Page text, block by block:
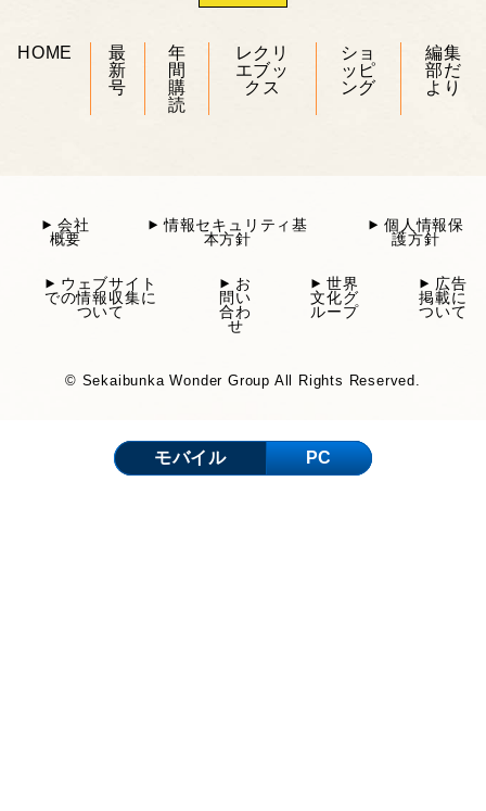
HOME
最
新
号
年
間
購
読
レクリ
エブッ
クス
ショ
ッピ
ング
編集
部だ
より
会社
概要
情報セキュリティ基
本方針
個人情報保
護方針
ウェブサイト
での情報収集に
ついて
お
問い
合わ
せ
世界
文化グ
ループ
広告
掲載に
ついて
© Sekaibunka Wonder Group All Rights Reserved.
モバイル PC